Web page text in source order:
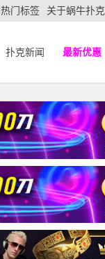
热门标签 关于蜗牛扑克
扑克新闻 最新优惠